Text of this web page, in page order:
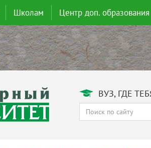
Школам Центр доп. образования
ВУЗ, ГДЕ